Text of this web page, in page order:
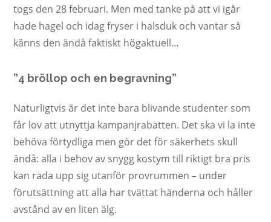
togs den 28 februari. Men med tanke på att vi igår
hade hagel och idag fryser i halsduk och vantar så
känns den ändå faktiskt högaktuell…
”4 bröllop och en begravning”
Naturligtvis är det inte bara blivande studenter som
får lov att utnyttja kampanjrabatten. Det ska vi la inte
behöva förtydliga men gör det för säkerhets skull
ändå: alla i behov av snygg kostym till riktigt bra pris
kan rada upp sig utanför provrummen – under
förutsättning att alla har tvättat händerna och håller
avstånd av en liten älg.